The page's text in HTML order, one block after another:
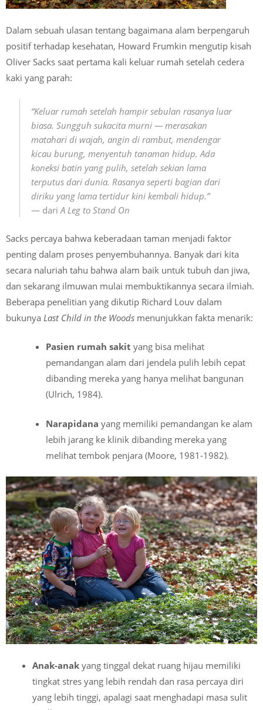
Dalam sebuah ulasan tentang bagaimana alam berpengaruh
positif terhadap kesehatan, Howard Frumkin mengutip kisah
Oliver Sacks saat pertama kali keluar rumah setelah cedera
kaki yang parah:
“Keluar rumah setelah hampir sebulan rasanya luar
biasa. Sungguh sukacita murni — merasakan
matahari di wajah, angin di rambut, mendengar
kicau burung, menyentuh tanaman hidup. Ada
koneksi batin yang pulih, setelah sekian lama
terputus dari dunia. Rasanya seperti bagian dari
diriku yang lama tertidur kini kembali hidup.”
— dariA Leg to Stand On
Sacks percaya bahwa keberadaan taman menjadi faktor
penting dalam proses penyembuhannya. Banyak dari kita
secara naluriah tahu bahwa alam baik untuk tubuh dan jiwa,
dan sekarang ilmuwan mulai membuktikannya secara ilmiah.
Beberapa penelitian yang dikutip Richard Louv dalam
bukunya Last Child in the Woods menunjukkan fakta menarik:
Pasien rumah sakit yang bisa melihat
pemandangan alam dari jendela pulih lebih cepat
dibanding mereka yang hanya melihat bangunan
(Ulrich, 1984).
Narapidana yang memiliki pemandangan ke alam
lebih jarang ke klinik dibanding mereka yang
melihat tembok penjara (Moore, 1981-1982).
Anak-anak yang tinggal dekat ruang hijau memiliki
tingkat stres yang lebih rendah dan rasa percaya diri
yang lebih tinggi, apalagi saat menghadapi masa sulit